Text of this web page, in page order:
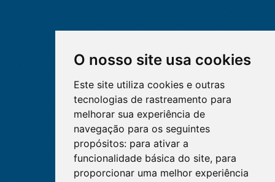
O nosso site usa cookies
Este site utiliza cookies e outras
tecnologias de rastreamento para
melhorar sua experiência de
navegação para os seguintes
propósitos: para ativar a
funcionalidade básica do site, para
proporcionar uma melhor experiência